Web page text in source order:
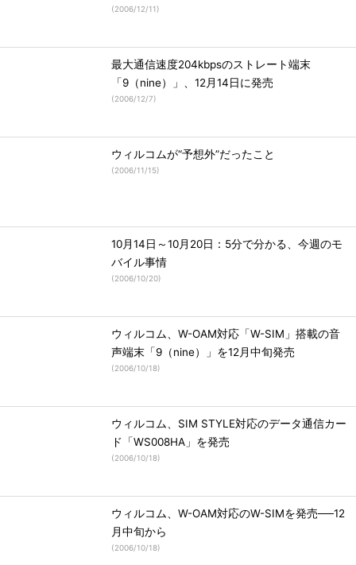
(2006/12/11)
最大通信速度204kbpsのストレート端末
「9（nine）」、12月14日に発売
(2006/12/7)
ウィルコムが“予想外”だったこと
(2006/11/15)
10月14日～10月20日：5分で分かる、今週のモ
バイル事情
(2006/10/20)
ウィルコム、W-OAM対応「W-SIM」搭載の音
声端末「9（nine）」を12月中旬発売
(2006/10/18)
ウィルコム、SIM STYLE対応のデータ通信カー
ド「WS008HA」を発売
(2006/10/18)
ウィルコム、W-OAM対応のW-SIMを発売──12
月中旬から
(2006/10/18)